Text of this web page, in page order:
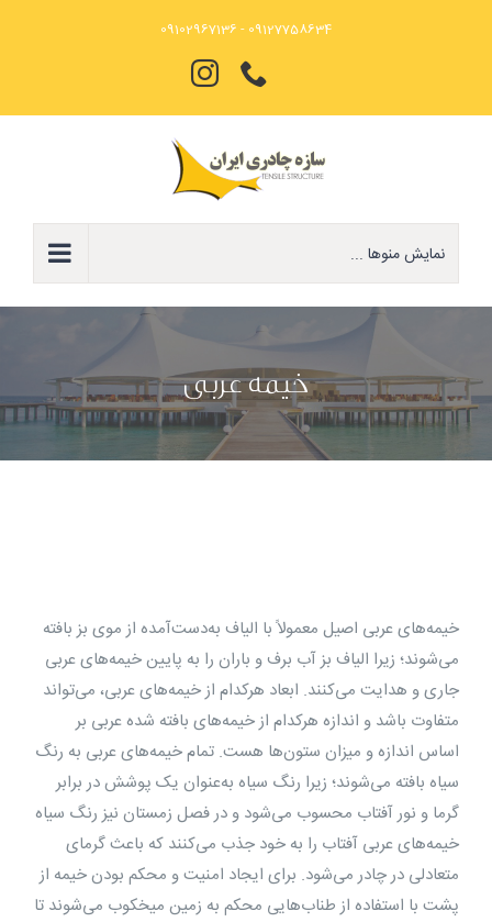
09127758634 - 09102967136
Instagram
نمایش منوها ...
خیمه عربی
خیمه‌های عربی اصیل معمولاً با الیاف به‌دست‌آمده از موی بز بافته
می‌شوند؛ زیرا الیاف بز آب برف و باران را به پایین خیمه‌های عربی
جاری و هدایت می‌کنند. ابعاد هرکدام از خیمه‌های عربی، می‌تواند
متفاوت باشد و اندازه هرکدام از خیمه‌های بافته ‌شده عربی بر
اساس اندازه و میزان ستون‌ها هست. تمام خیمه‌های عربی به رنگ
سیاه بافته می‌شوند؛ زیرا رنگ سیاه به‌عنوان یک پوشش در برابر
گرما و نور آفتاب محسوب می‌شود و در فصل زمستان نیز رنگ سیاه
خیمه‌های عربی آفتاب را به خود جذب می‌کنند که باعث گرمای
متعادلی در چادر می‌شود. برای ایجاد امنیت و محکم بودن خیمه از
پشت با استفاده از طناب‌هایی محکم به زمین میخکوب می‌شوند تا